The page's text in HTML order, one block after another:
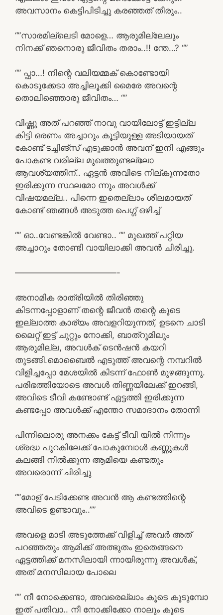
അവസാനം കെട്ടിപിടിച്ചു കരഞ്ഞത് തീരും..
“”സാരമില്ലെടി മോളെ… ആരുമില്ലേലും
നിനക്ക് ഞനൊരു ജീവിതം തരാം..!! ന്തേ…? “”
“” പ്ഫാ…! നിന്റെ വലിയമ്മക് കൊണ്ടോയി
കൊടുക്കേടാ അച്ചിലൂക്കി മൈരേ അവന്റെ
തൊലിഞ്ഞൊരു ജീവിതം… “”
വിഷ്ണു അത് പറഞ്ഞ് നാവു വായിലോട്ട് ഇട്ടില്ല
കിട്ടി ഒരണം അച്ചാറും കൂട്ടിയുള്ള അടിയായത്
കോണ്ട് ടച്ചിങ്‌സ് എടുക്കാൻ അവന് ഇനി എങ്ങും
പോകണ്ട വരില്ല മുഖത്തുണ്ടല്ലോ
ആവശ്യത്തിന്.. ഏട്ടൻ അവിടെ നില്കുന്നതോ
ഇരിക്കുന്ന സ്ഥലമോ ന്നും അവൾക്ക്
വിഷയമല്ല.. പിന്നെ ഇതെല്ലാം ശീലമായത്
കോണ്ട് ഞങ്ങൾ അടുത്ത പെഗ്ഗ് ഒഴിച്ച്
“” ഓ..വേണ്ടങ്കിൽ വേണ്ടാ.. “” മുഖത്ത് പറ്റിയ
അച്ചാറും തോണ്ടി വായിലാക്കി അവൻ ചിരിച്ചു.
————————————-
അനാമിക രാത്രിയിൽ തിരിഞ്ഞു
കിടന്നപ്പോളാണ് തന്റെ ജീവൻ തന്റെ കൂടെ
ഇല്ലാത്ത കാര്യം അവളറിയുന്നത്, ഉടനെ ചാടി
ലൈറ്റ് ഇട്ട് ചുറ്റും നോക്കി, ബാത്‌റൂമിലും
ആരുമില്ല, അവൾക് ടെൻഷൻ കയറി
തുടങ്ങി.മൊബൈൽ എടുത്ത് അവന്റെ നമ്പറിൽ
വിളിച്ചപ്പോ മേശയിൽ കിടന്ന് ഫോൺ മുഴങ്ങുന്നു.
പരിഭത്തിയോടെ അവൾ തിണ്ണയിലേക്ക് ഇറങ്ങി,
അവിടെ ടീവി കണ്ടോണ്ട് ഏട്ടത്തി ഇരിക്കുന്ന
കണ്ടപ്പോ അവൾക്ക് എന്തോ സമാദാനം തോന്നി
പിന്നിലൊരു അനക്കം കേട്ട് ടീവി യിൽ നിന്നും
ശ്രദ്ധ പുറകിലേക്ക് പോകുമ്പോൾ കണ്ണുകൾ
കലങ്ങി നിൽക്കുന്ന ആമിയെ കണ്ടതും
അവരൊന്ന് ചിരിച്ചു
“”മോള് പേടിക്കേണ്ട അവൻ ആ കണ്ടത്തിന്റെ
അവിടെ ഉണ്ടാവും..””
അവളെ മാടി അടുത്തേക്ക് വിളിച്ച് അവർ അത്
പറഞ്ഞതും ആമിക്ക് അത്ഭുതം ഇതെങ്ങനെ
ഏട്ടത്തിക്ക് മനസിലായി ന്നായിരുന്നു അവൾക്,
അത് മനസിലായ പോലെ
“” നീ നോക്കെണ്ടാ, അവരെല്ലാം കൂടെ കൂടുമ്പോ
ഇത് പതിവാ.. നീ നോക്കിക്കോ നാലും കൂടെ